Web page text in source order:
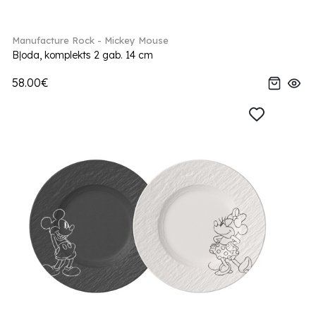
Manufacture Rock - Mickey Mouse
Bļoda, komplekts 2 gab. 14 cm
58.00€